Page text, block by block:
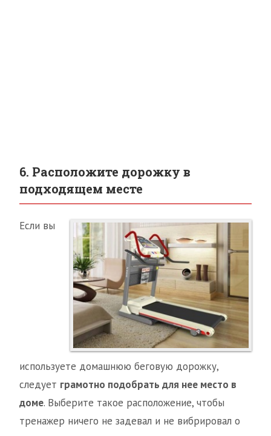
6. Расположите дорожку в
подходящем месте
Если вы
используете домашнюю беговую дорожку,
следует грамотно подобрать для неe место в
доме. Выберите такое расположение, чтобы
тренажер ничего не задевал и не вибрировал о